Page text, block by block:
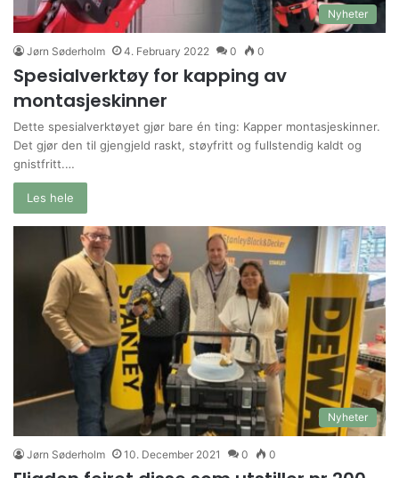
Nyheter
Jørn Søderholm 4. February 2022 0 0
Spesialverktøy for kapping av
montasjeskinner
Dette spesialverktøyet gjør bare én ting: Kapper montasjeskinner.
Det gjør den til gjengjeld raskt, støyfritt og fullstendig kaldt og
gnistfritt.…
Les hele
Nyheter
Jørn Søderholm 10. December 2021 0 0